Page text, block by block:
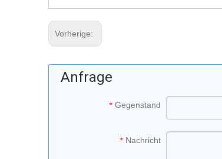
Vorherige:
Anfrage
* Gegenstand
* Nachricht